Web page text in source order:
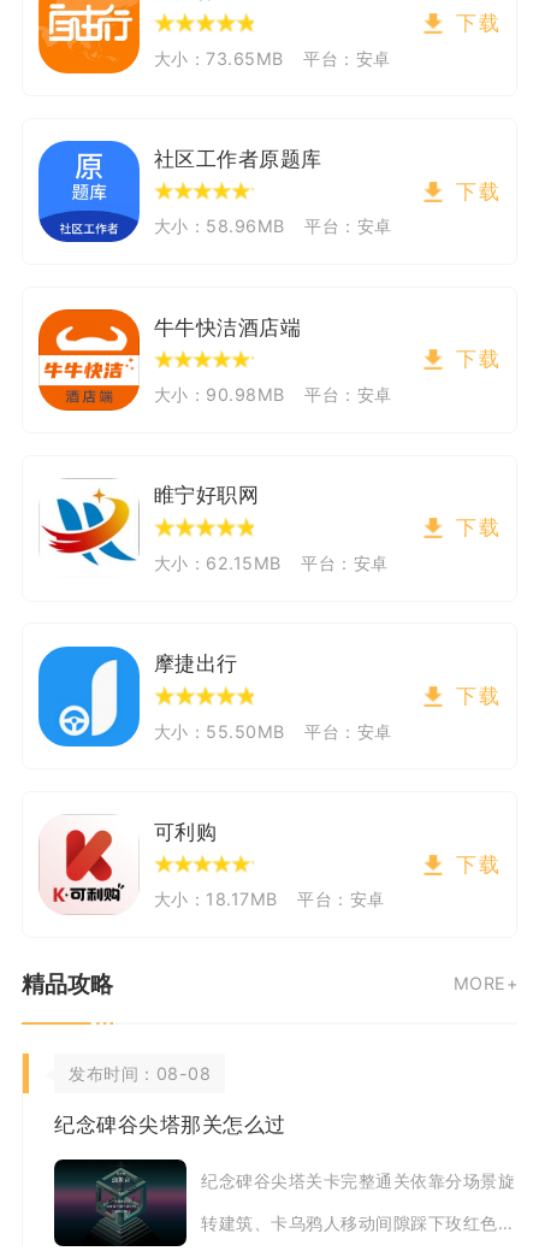
大小：73.65MB 平台：安卓
下载
社区工作者原题库
大小：58.96MB 平台：安卓
下载
牛牛快洁酒店端
大小：90.98MB 平台：安卓
下载
睢宁好职网
大小：62.15MB 平台：安卓
下载
摩捷出行
大小：55.50MB 平台：安卓
下载
可利购
大小：18.17MB 平台：安卓
下载
精品攻略 MORE+
发布时间：08-08
纪念碑谷尖塔那关怎么过
纪念碑谷尖塔关卡完整通关依靠分场景旋
转建筑、卡乌鸦人移动间隙踩下玫红色机